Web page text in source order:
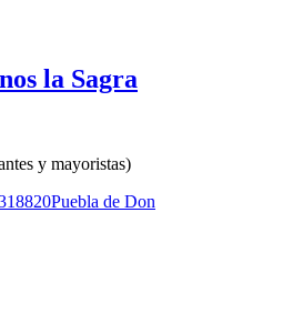
la Sagra
y mayoristas)
18820Puebla de Don